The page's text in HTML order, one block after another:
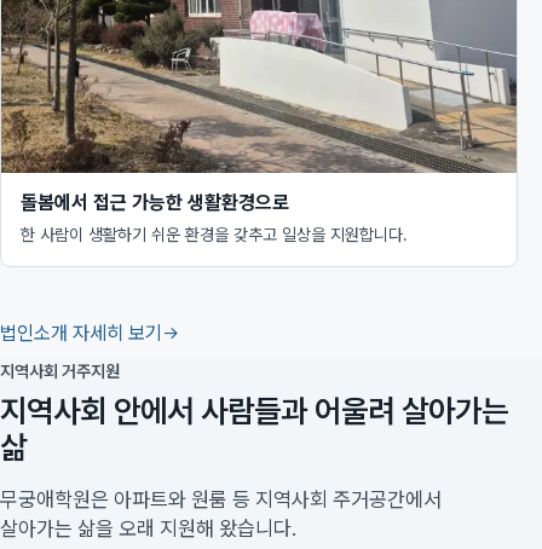
돌봄에서 접근 가능한 생활환경으로
한 사람이 생활하기 쉬운 환경을 갖추고 일상을 지원합니다.
법인소개 자세히 보기
지역사회 거주지원
지역사회 안에서 사람들과 어울려 살아가는
삶
무궁애학원은 아파트와 원룸 등 지역사회 주거공간에서
살아가는 삶을 오래 지원해 왔습니다.